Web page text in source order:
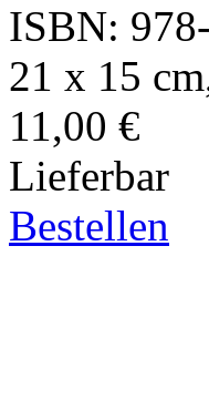
ISBN:
21 x 15
11,00 €
Lieferbar
Bestellen